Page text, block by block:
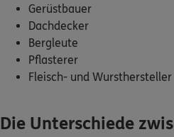
Gerüstbauer
Dachdecker
Bergleute
Pflasterer
Fleisch- und Wursthersteller
Die Unterschiede